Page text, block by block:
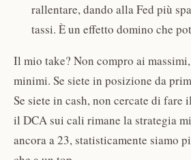
rallentare, dando alla Fed più
tassi. È un effetto domino che
Il mio take? Non compro ai
minimi. Se siete in posizione da
Se siete in cash, non cercate di
il DCA sui cali rimane la strategia
ancora a 23, statisticamente siamo